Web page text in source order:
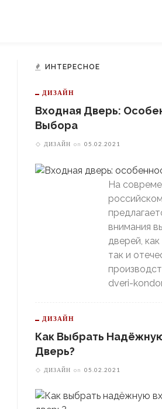
ИНТЕРЕСНОЕ
ДИЗАЙН
Входная Дверь:
Выбора
ДИЗАЙН on 05.02.2021
На
внимания
дверей,
так и
dveri-
ДИЗАЙН
Как Выбрать
Дверь?
ДИЗАЙН on 05.02.2021